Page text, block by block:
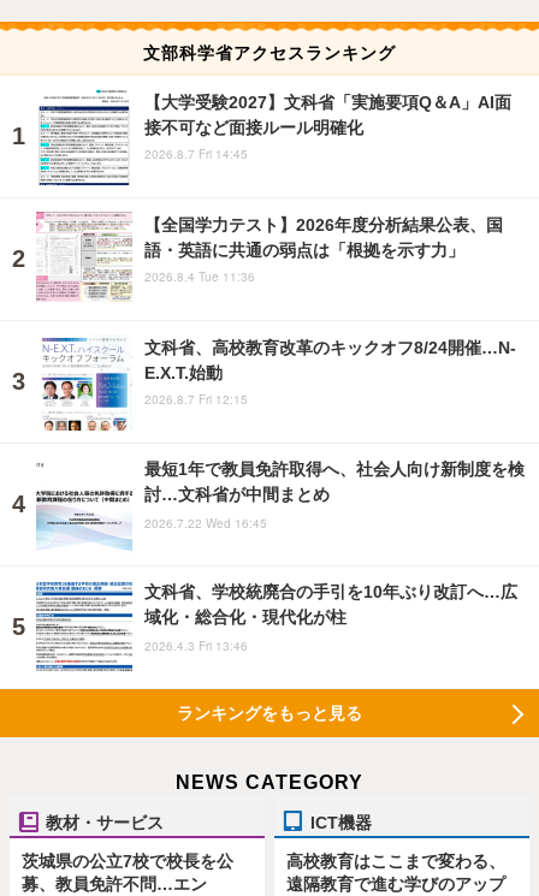
文部科学省アクセスランキング
【大学受験2027】文科省「実施要項Q＆A」AI面
接不可など面接ルール明確化
2026.8.7 Fri 14:45
【全国学力テスト】2026年度分析結果公表、国
語・英語に共通の弱点は「根拠を示す力」
2026.8.4 Tue 11:36
文科省、高校教育改革のキックオフ8/24開催…N-
E.X.T.始動
2026.8.7 Fri 12:15
最短1年で教員免許取得へ、社会人向け新制度を検
討…文科省が中間まとめ
2026.7.22 Wed 16:45
文科省、学校統廃合の手引を10年ぶり改訂へ…広
域化・総合化・現代化が柱
2026.4.3 Fri 13:46
ランキングをもっと見る
NEWS CATEGORY
教材・サービス
茨城県の公立7校で校長を公
募、教員免許不問…エン
ICT機器
高校教育はここまで変わる、
遠隔教育で進む学びのアップ